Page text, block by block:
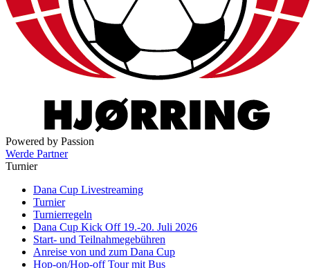
Powered by Passion
Werde Partner
Turnier
Dana Cup Livestreaming
Turnier
Turnierregeln
Dana Cup Kick Off 19.-20. Juli 2026
Start- und Teilnahmegebühren
Anreise von und zum Dana Cup
Hop-on/Hop-off Tour mit Bus